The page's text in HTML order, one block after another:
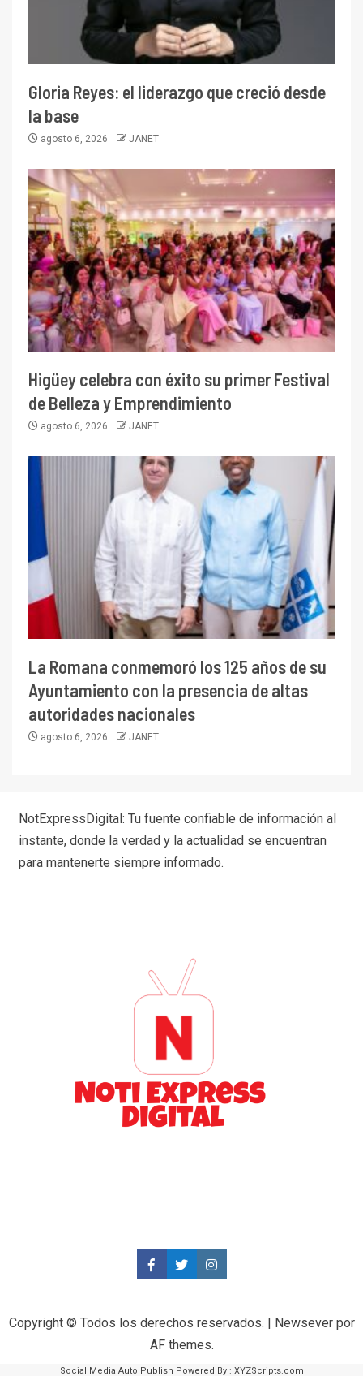
Gloria Reyes: el liderazgo que creció desde
la base
agosto 6, 2026 JANET
Higüey celebra con éxito su primer Festival
de Belleza y Emprendimiento
agosto 6, 2026 JANET
La Romana conmemoró los 125 años de su
Ayuntamiento con la presencia de altas
autoridades nacionales
agosto 6, 2026 JANET
NotExpressDigital: Tu fuente confiable de información al
instante, donde la verdad y la actualidad se encuentran
para mantenerte siempre informado.
Copyright © Todos los derechos reservados. Newseverpor
AF themes.
Social Media Auto Publish Powered By : XYZScripts.com